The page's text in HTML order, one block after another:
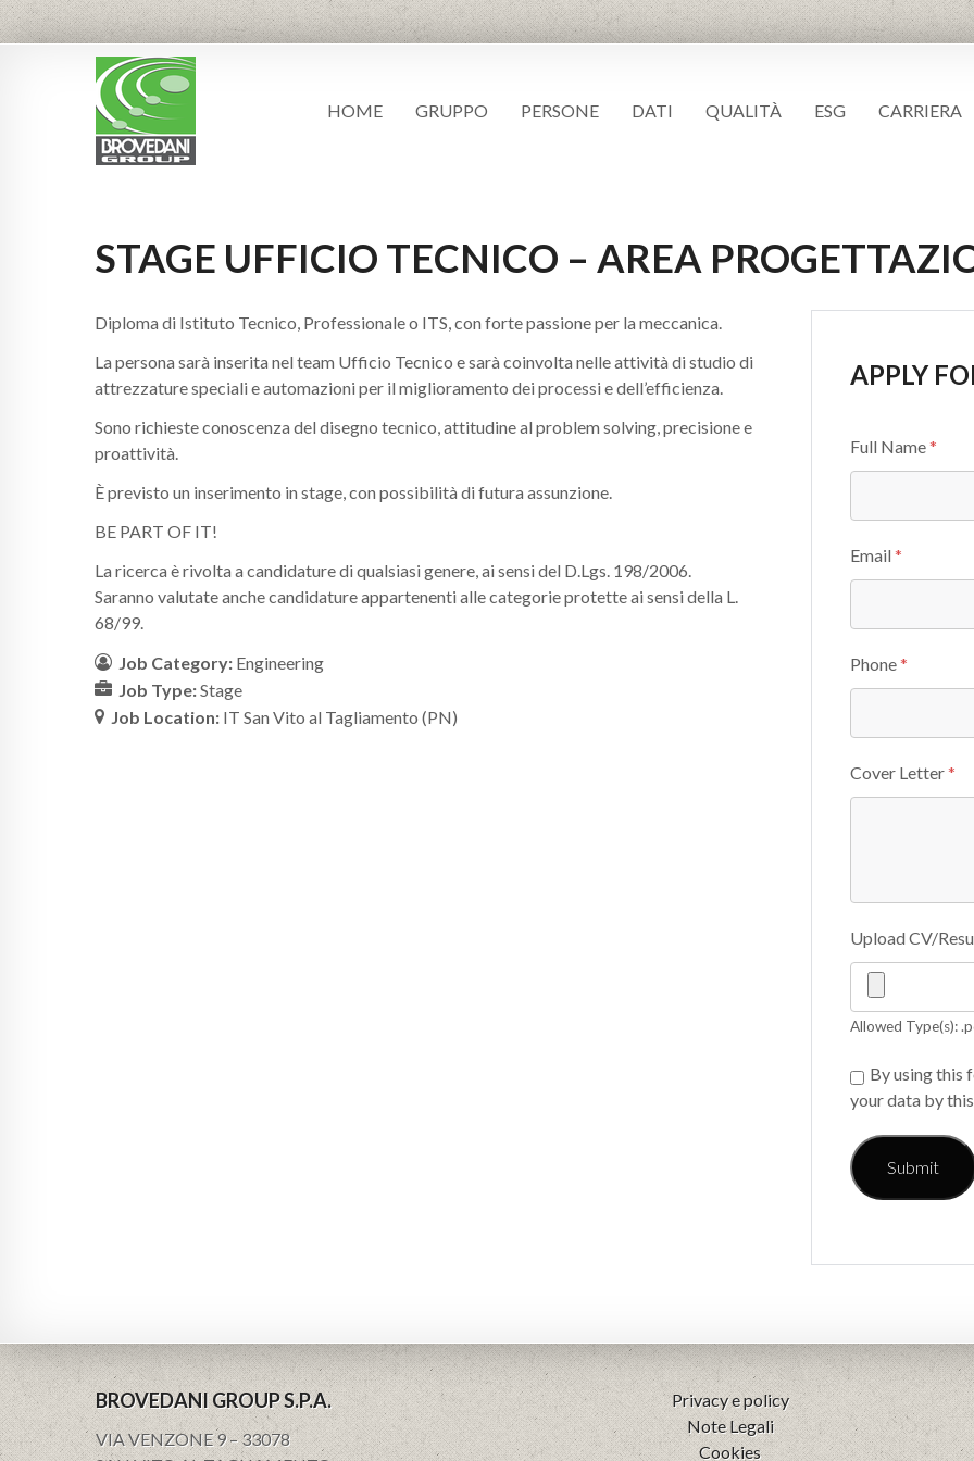
HOME GRUPPO PERSONE DATI QUALITÀ ESG CARRIERA
STAGE UFFICIO TECNICO – AREA
Diploma di Istituto Tecnico, Professionale o ITS, con forte passione per la meccanica.
La persona sarà inserita nel team Ufficio Tecnico e sarà coinvolta nelle attività di studio di
attrezzature speciali e automazioni per il miglioramento dei processi e dell’efficienza.
Sono richieste conoscenza del disegno tecnico, attitudine al problem solving, precisione e
proattività.
È previsto un inserimento in stage, con possibilità di futura assunzione.
BE PART OF IT!
La ricerca è rivolta a candidature di qualsiasi genere, ai sensi del D.Lgs. 198/2006.
Saranno valutate anche candidature appartenenti alle categorie protette ai sensi della L.
68/99.
Job Category: Engineering
Job Type:Stage
Job Location: IT San Vito al Tagliamento (PN)
APPLY
Full Name*
Email *
Phone*
Cover Letter*
Upload CV/
Allowed Type(s):
By using this
your data by
BROVEDANI GROUP S.P.A.
VIA VENZONE 9 – 33078
Privacy e policy
Note Legali
Cookies